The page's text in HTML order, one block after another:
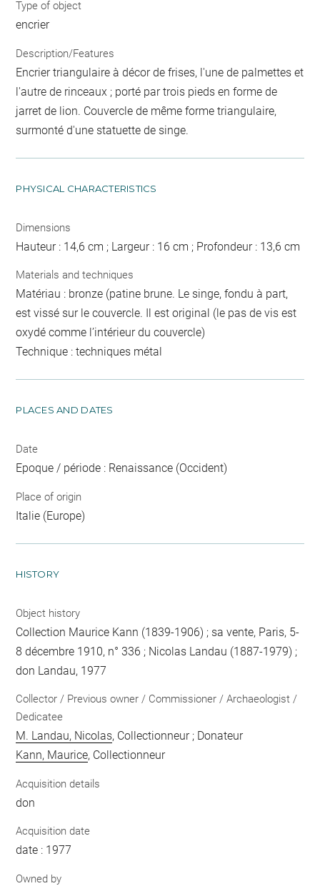
Type of object
encrier
Description/Features
Encrier triangulaire à décor de frises, l'une de palmettes et
l'autre de rinceaux ; porté par trois pieds en forme de
jarret de lion. Couvercle de même forme triangulaire,
surmonté d'une statuette de singe.
PHYSICAL CHARACTERISTICS
Dimensions
Hauteur : 14,6 cm ; Largeur : 16 cm ; Profondeur : 13,6 cm
Materials and techniques
Matériau : bronze (patine brune. Le singe, fondu à part,
est vissé sur le couvercle. Il est original (le pas de vis est
oxydé comme l’intérieur du couvercle)
Technique : techniques métal
PLACES AND DATES
Date
Epoque / période : Renaissance (Occident)
Place of origin
Italie (Europe)
HISTORY
Object history
Collection Maurice Kann (1839-1906) ; sa vente, Paris, 5-
8 décembre 1910, n° 336 ; Nicolas Landau (1887-1979) ;
don Landau, 1977
Collector / Previous owner / Commissioner / Archaeologist /
Dedicatee
M. Landau, Nicolas, Collectionneur ; Donateur
Kann, Maurice, Collectionneur
Acquisition details
don
Acquisition date
date : 1977
Owned by